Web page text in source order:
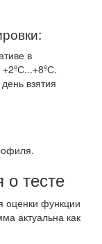
в
взятия
тесте
оценки функции
актуальна как